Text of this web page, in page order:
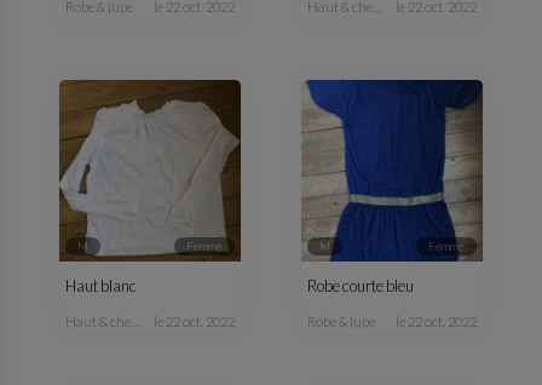
robe & jupe le 22 oct. 2022 haut & chemisier le 22 oct. 2022
M femme
Haut blanc
haut & chemisier le 22 oct. 2022
M femme
Robe courte bleu
robe & jupe le 22 oct. 2022